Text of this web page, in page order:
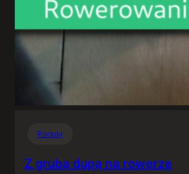
Porady
Z grubą dupą na rowerze